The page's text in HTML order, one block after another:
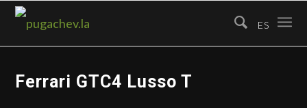
Ferrari GTC4 Lusso T
ES